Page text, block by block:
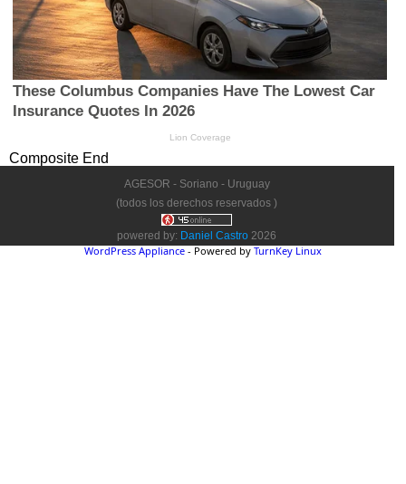
Composite End
AGESOR - Soriano - Uruguay
(todos los derechos reservados )
powered by: Daniel Castro 2026
WordPress Appliance - Powered by TurnKey Linux